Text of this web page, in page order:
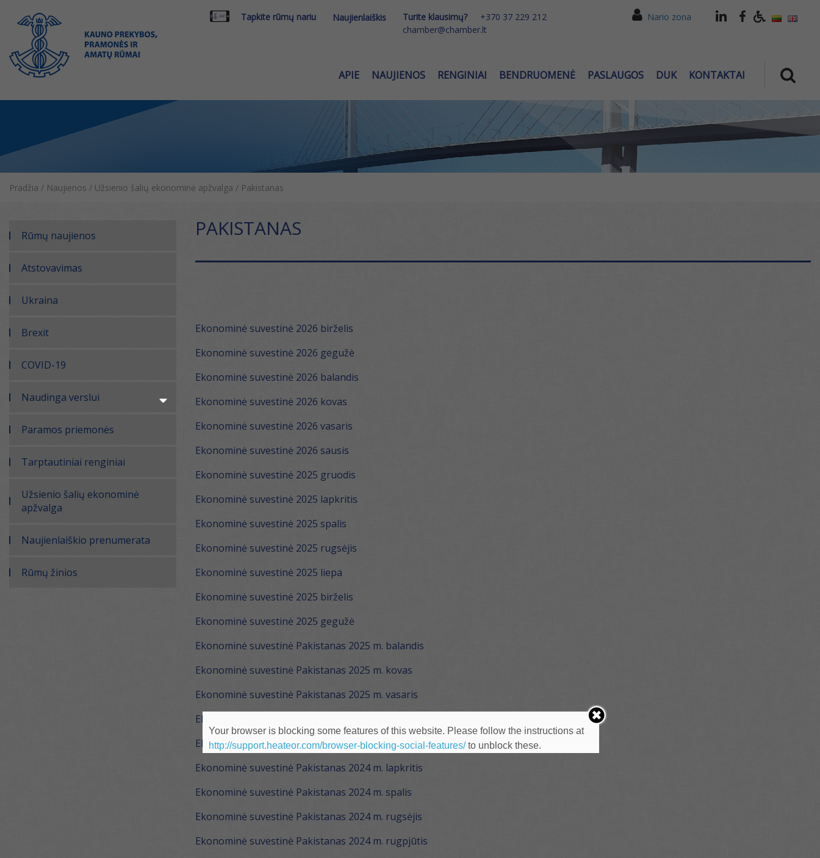
Tapkite rūmų nariu Naujienlaiškis Turite klausimų?
+370 37 229 212
chamber@chamber.lt
Nario zona
APIE NAUJIENOS RENGINIAI BENDRUOMENĖ PASLAUGOS DUK KONTAKTAI
Pradžia / Naujienos / Užsienio šalių ekonominė apžvalga / Pakistanas
Rūmų naujienos
Atstovavimas
Ukraina
Brexit
COVID-19
Naudinga verslui
Paramos priemonės
Tarptautiniai renginiai
Užsienio šalių ekonominė
apžvalga
Naujienlaiškio prenumerata
Rūmų žinios
PAKISTANAS
Ekonominė suvestinė 2026 birželis
Ekonominė suvestinė 2026 gegužė
Ekonominė suvestinė 2026 balandis
Ekonominė suvestinė 2026 kovas
Ekonominė suvestinė 2026 vasaris
Ekonominė suvestinė 2026 sausis
Ekonominė suvestinė 2025 gruodis
Ekonominė suvestinė 2025 lapkritis
Ekonominė suvestinė 2025 spalis
Ekonominė suvestinė 2025 rugsėjis
Ekonominė suvestinė 2025 liepa
Ekonominė suvestinė 2025 birželis
Ekonominė suvestinė 2025 gegužė
Ekonominė suvestinė Pakistanas 2025 m. balandis
Ekonominė suvestinė Pakistanas 2025 m. kovas
Ekonominė suvestinė Pakistanas 2025 m. vasaris
Ekonominė suvestinė Pakistanas 2025 m. sausis
Ekonominė suvestinė Pakistanas 2024 m. gruodis
Ekonominė suvestinė Pakistanas 2024 m. lapkritis
Ekonominė suvestinė Pakistanas 2024 m. spalis
Ekonominė suvestinė Pakistanas 2024 m. rugsėjis
Ekonominė suvestinė Pakistanas 2024 m. rugpjūtis
Your browser is blocking some features of this website. Please follow the instructions at
http://support.heateor.com/browser-blocking-social-features/to unblock these.